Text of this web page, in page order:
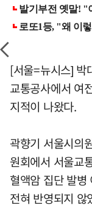
[서울=뉴시스] 박
교통공사에서 여
지적이 나왔다.
곽향기 서울시의
원회에서 서울교
혈액암 집단 발병
전혀 반영되지